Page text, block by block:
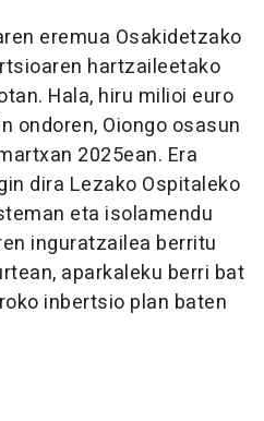
eremua Osakidetzako
hartzaileetako
Hala, hiru milioi euro
ondoren, Oiongo osasun
2025ean. Era
dira Lezako Ospitaleko
eta isolamendu
inguratzailea berritu
aparkaleku berri bat
inbertsio plan baten